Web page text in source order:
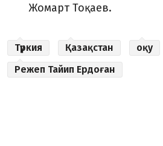
Жомарт Тоқаев.
Түркия Қазақстан
оқу
Режеп Тайип Ердоған